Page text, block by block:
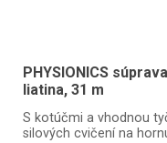
PHYSIONICS
liatina, 31 m
S kotúčmi a vhodnou
silových cvičení na